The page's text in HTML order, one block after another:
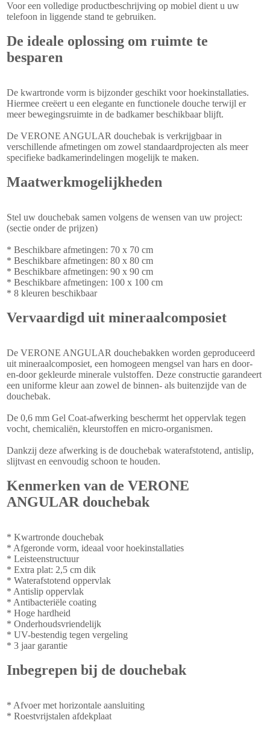
Voor een volledige productbeschrijving op mobiel dient u uw
telefoon in liggende stand te gebruiken.
De ideale oplossing om ruimte te
besparen
De kwartronde vorm is bijzonder geschikt voor hoekinstallaties.
Hiermee creëert u een elegante en functionele douche terwijl er
meer bewegingsruimte in de badkamer beschikbaar blijft.
De VERONE ANGULAR douchebak is verkrijgbaar in
verschillende afmetingen om zowel standaardprojecten als meer
specifieke badkamerindelingen mogelijk te maken.
Maatwerkmogelijkheden
Stel uw douchebak samen volgens de wensen van uw project:
(sectie onder de prijzen)
* Beschikbare afmetingen: 70 x 70 cm
* Beschikbare afmetingen: 80 x 80 cm
* Beschikbare afmetingen: 90 x 90 cm
* Beschikbare afmetingen: 100 x 100 cm
* 8 kleuren beschikbaar
Vervaardigd uit mineraalcomposiet
De VERONE ANGULAR douchebakken worden geproduceerd
uit mineraalcomposiet, een homogeen mengsel van hars en door-
en-door gekleurde minerale vulstoffen. Deze constructie garandeert
een uniforme kleur aan zowel de binnen- als buitenzijde van de
douchebak.
De 0,6 mm Gel Coat-afwerking beschermt het oppervlak tegen
vocht, chemicaliën, kleurstoffen en micro-organismen.
Dankzij deze afwerking is de douchebak waterafstotend, antislip,
slijtvast en eenvoudig schoon te houden.
Kenmerken van de VERONE
ANGULAR douchebak
* Kwartronde douchebak
* Afgeronde vorm, ideaal voor hoekinstallaties
* Leisteenstructuur
* Extra plat: 2,5 cm dik
* Waterafstotend oppervlak
* Antislip oppervlak
* Antibacteriële coating
* Hoge hardheid
* Onderhoudsvriendelijk
* UV-bestendig tegen vergeling
* 3 jaar garantie
Inbegrepen bij de douchebak
* Afvoer met horizontale aansluiting
* Roestvrijstalen afdekplaat